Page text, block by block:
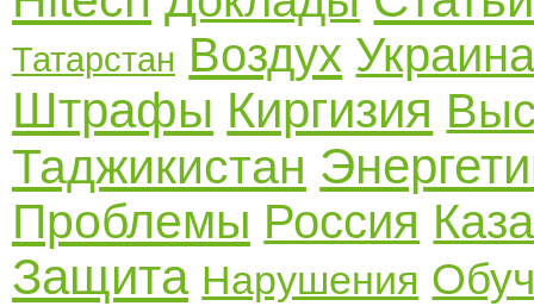
Татарстан Воздух
Штрафы Киргизия
Таджикистан
Проблемы Россия
Защита Нарушения